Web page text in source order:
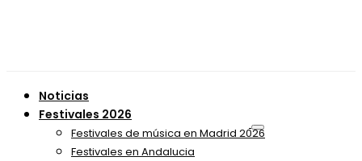
Noticias
Festivales 2026
Festivales de música en Madrid 2026
Festivales en Andalucia